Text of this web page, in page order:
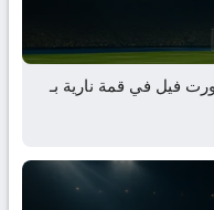
فيل في قمة نارية بـ